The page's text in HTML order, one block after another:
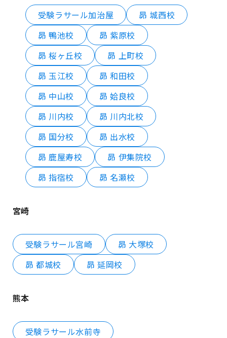
受験ラサール加治屋
昴 城西校
昴 鴨池校
昴 紫原校
昴 桜ヶ丘校
昴 上町校
昴 玉江校
昴 和田校
昴 中山校
昴 姶良校
昴 川内校
昴 川内北校
昴 国分校
昴 出水校
昴 鹿屋寿校
昴 伊集院校
昴 指宿校
昴 名瀬校
宮崎
受験ラサール宮崎
昴 大塚校
昴 都城校
昴 延岡校
熊本
受験ラサール水前寺